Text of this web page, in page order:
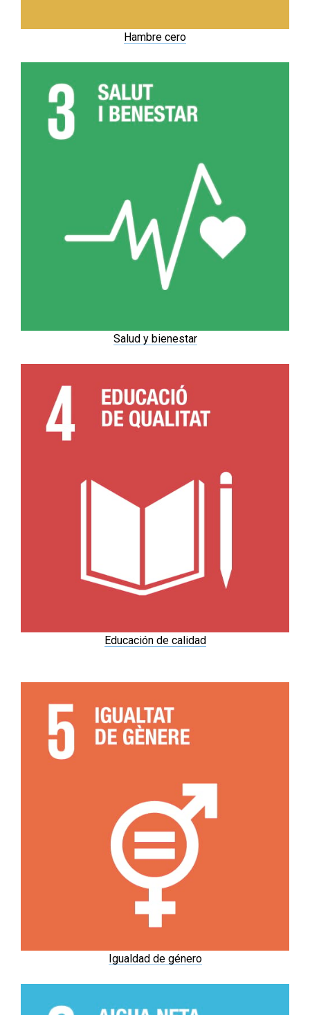
Hambre cero
Salud y bienestar
Educación de calidad
Igualdad de género